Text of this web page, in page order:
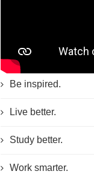
KATEGORIEN
Be inspired.
Live better.
Study better.
Work smarter.